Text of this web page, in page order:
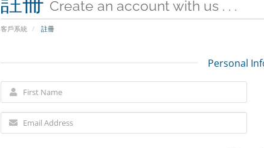
Create an account with us . . .
客戶系統 註冊
Personal